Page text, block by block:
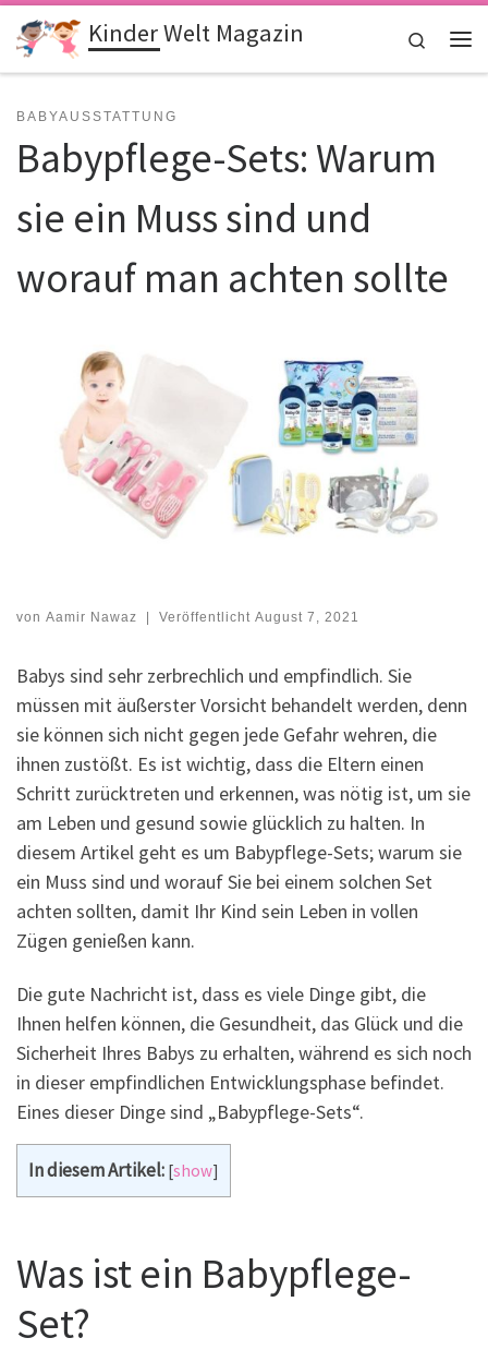
Zum Inhalt springen
Kinder Welt Magazin
Search
BABYAUSSTATTUNG
Babypflege-Sets: Warum
sie ein Muss sind und
worauf man achten sollte
von Aamir Nawaz | Veröffentlicht August 7, 2021
Babys sind sehr zerbrechlich und empfindlich. Sie
müssen mit äußerster Vorsicht behandelt werden, denn
sie können sich nicht gegen jede Gefahr wehren, die
ihnen zustößt. Es ist wichtig, dass die Eltern einen
Schritt zurücktreten und erkennen, was nötig ist, um sie
am Leben und gesund sowie glücklich zu halten. In
diesem Artikel geht es um Babypflege-Sets; warum sie
ein Muss sind und worauf Sie bei einem solchen Set
achten sollten, damit Ihr Kind sein Leben in vollen
Zügen genießen kann.
Die gute Nachricht ist, dass es viele Dinge gibt, die
Ihnen helfen können, die Gesundheit, das Glück und die
Sicherheit Ihres Babys zu erhalten, während es sich noch
in dieser empfindlichen Entwicklungsphase befindet.
Eines dieser Dinge sind „Babypflege-Sets“.
In diesem Artikel: [show]
Was ist ein Babypflege-
Set?